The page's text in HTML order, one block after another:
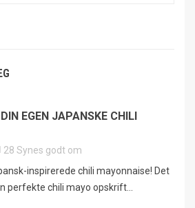
EGEN JAPANSKE CHILI
28 Synes godt om
inspirerede chili mayonnaise! Det
perfekte chili mayo opskrift...